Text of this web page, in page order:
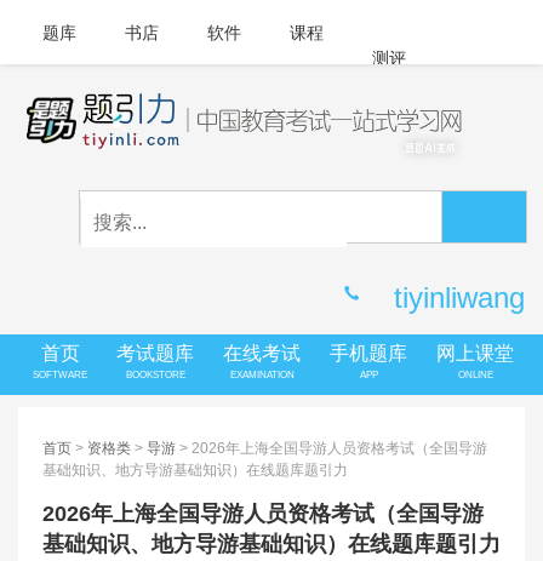
题库 书店 软件
课程
测评
APP下载
tiyinliwang
首页
SOFTWARE
考试题库
BOOKSTORE
在线考试
EXAMINATION
手机题库
APP
网上课堂
ONLINE
首页 > 资格类 > 导游 > 2026年上海全国导游人员资格考试（全国导游
基础知识、地方导游基础知识）在线题库题引力
2026年上海全国导游人员资格考试（全国导游
基础知识、地方导游基础知识）在线题库题引力